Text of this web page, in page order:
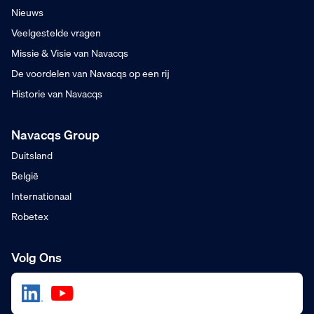
Nieuws
Veelgestelde vragen
Missie & Visie van Navacqs
De voordelen van Navacqs op een rij
Historie van Navacqs
Navacqs Group
Duitsland
België
Internationaal
Robetex
Volg Ons